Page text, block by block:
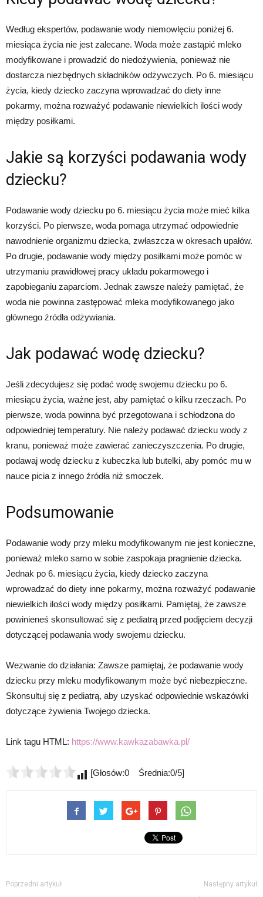
Według ekspertów, podawanie wody niemowlęciu poniżej 6.
miesiąca życia nie jest zalecane. Woda może zastąpić mleko
modyfikowane i prowadzić do niedożywienia, ponieważ nie
dostarcza niezbędnych składników odżywczych. Po 6. miesiącu
życia, kiedy dziecko zaczyna wprowadzać do diety inne
pokarmy, można rozważyć podawanie niewielkich ilości wody
między posiłkami.
Jakie są korzyści podawania wody
dziecku?
Podawanie wody dziecku po 6. miesiącu życia może mieć kilka
korzyści. Po pierwsze, woda pomaga utrzymać odpowiednie
nawodnienie organizmu dziecka, zwłaszcza w okresach upałów.
Po drugie, podawanie wody między posiłkami może pomóc w
utrzymaniu prawidłowej pracy układu pokarmowego i
zapobieganiu zaparciom. Jednak zawsze należy pamiętać, że
woda nie powinna zastępować mleka modyfikowanego jako
głównego źródła odżywiania.
Jak podawać wodę dziecku?
Jeśli zdecydujesz się podać wodę swojemu dziecku po 6.
miesiącu życia, ważne jest, aby pamiętać o kilku rzeczach. Po
pierwsze, woda powinna być przegotowana i schłodzona do
odpowiedniej temperatury. Nie należy podawać dziecku wody z
kranu, ponieważ może zawierać zanieczyszczenia. Po drugie,
podawaj wodę dziecku z kubeczka lub butelki, aby pomóc mu w
nauce picia z innego źródła niż smoczek.
Podsumowanie
Podawanie wody przy mleku modyfikowanym nie jest konieczne,
ponieważ mleko samo w sobie zaspokaja pragnienie dziecka.
Jednak po 6. miesiącu życia, kiedy dziecko zaczyna
wprowadzać do diety inne pokarmy, można rozważyć podawanie
niewielkich ilości wody między posiłkami. Pamiętaj, że zawsze
powinieneś skonsultować się z pediatrą przed podjęciem decyzji
dotyczącej podawania wody swojemu dziecku.
Wezwanie do działania: Zawsze pamiętaj, że podawanie wody
dziecku przy mleku modyfikowanym może być niebezpieczne.
Skonsultuj się z pediatrą, aby uzyskać odpowiednie wskazówki
dotyczące żywienia Twojego dziecka.
Link tagu HTML: https://www.kawkazabawka.pl/
[Głosów:0 Średnia:0/5]
Poprzedni artykuł Następny artykuł